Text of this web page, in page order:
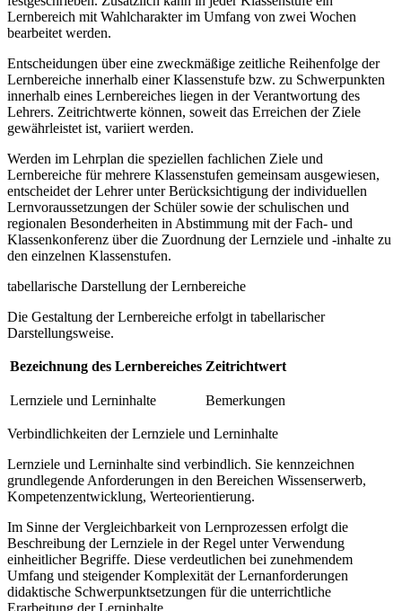
Lernbereich mit Wahlcharakter im Umfang von zwei Wochen
bearbeitet werden.
Entscheidungen über eine zweckmäßige zeitliche Reihenfolge der
Lernbereiche innerhalb einer Klassenstufe bzw. zu Schwerpunkten
innerhalb eines Lernbereiches liegen in der Verantwortung des
Lehrers. Zeitrichtwerte können, soweit das Erreichen der Ziele
gewährleistet ist, variiert werden.
Werden im Lehrplan die speziellen fachlichen Ziele und
Lernbereiche für mehrere Klassenstufen gemeinsam ausgewiesen,
entscheidet der Lehrer unter Berücksichtigung der individuellen
Lernvoraussetzungen der Schüler sowie der schulischen und
regionalen Besonderheiten in Abstimmung mit der Fach- und
Klassenkonferenz über die Zuordnung der Lernziele und -inhalte zu
den einzelnen Klassenstufen.
tabellarische Darstellung der Lernbereiche
Die Gestaltung der Lernbereiche erfolgt in tabellarischer
Darstellungsweise.
Bezeichnung des Lernbereiches Zeitrichtwert
Lernziele und Lerninhalte Bemerkungen
Verbindlichkeiten der Lernziele und Lerninhalte
Lernziele und Lerninhalte sind verbindlich. Sie kennzeichnen
grundlegende Anforderungen in den Bereichen Wissenserwerb,
Kompetenzentwicklung, Werteorientierung.
Im Sinne der Vergleichbarkeit von Lernprozessen erfolgt die
Beschreibung der Lernziele in der Regel unter Verwendung
einheitlicher Begriffe. Diese verdeutlichen bei zunehmendem
Umfang und steigender Komplexität der Lernanforderungen
didaktische Schwerpunktsetzungen für die unterrichtliche